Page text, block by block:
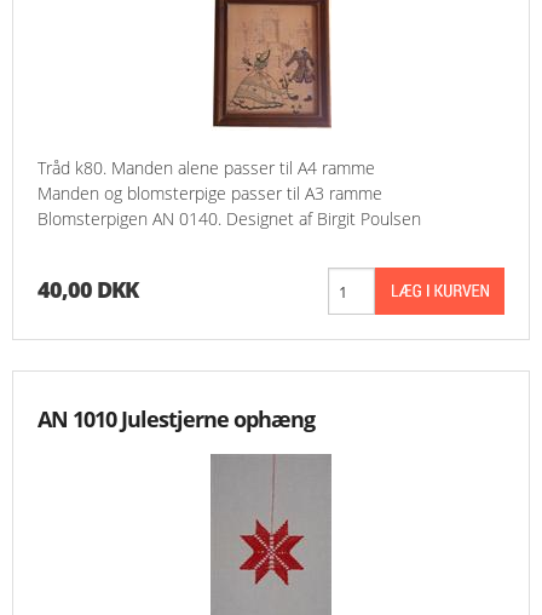
Tråd k80. Manden alene passer til A4 ramme
Manden og blomsterpige passer til A3 ramme
Blomsterpigen AN 0140. Designet af Birgit Poulsen
40,00 DKK
AN 1010 Julestjerne ophæng